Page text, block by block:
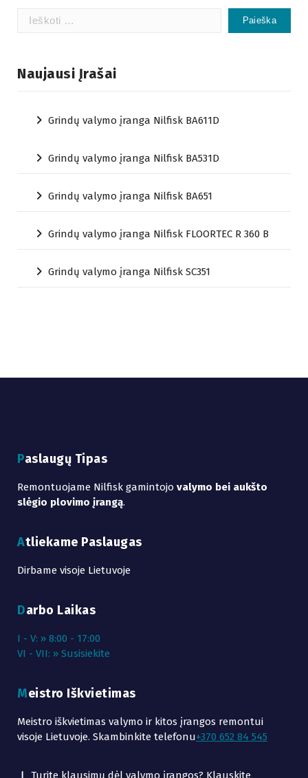
Ieškoti:
Naujausi Įrašai
Grindų valymo įranga Nilfisk BA611D
Grindų valymo įranga Nilfisk BA531D
Grindų valymo įranga Nilfisk BA651
Grindų valymo įranga Nilfisk FLOORTEC R 360 B
Grindų valymo įranga Nilfisk SC351
Paslaugų Tipas
Remontuojame Nilfisk gamintojo valymo bei aukšto
slėgio plovimo įrangą.
Atliekame Paslaugas
Dirbame visoje Lietuvoje
Darbo Laikas
I - V: » 8:00 - 17:00
VI - VII: » Susisiekite
Meistro Iškvietimas
Meistro iškvietimas valymo ir kitos įrangos remontui
visoje Lietuvoje. Skambinkite telefonu+370 652 84 545
Turite klausimų dėl valymo įrangos? Klauskite